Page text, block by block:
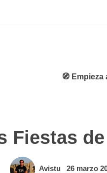
🧭 Empieza
Fiestas
Avistu 26 marzo